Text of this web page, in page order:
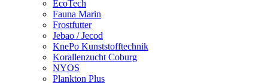
EcoTech
Fauna Marin
Frostfutter
Jebao / Jecod
KnePo Kunststofftechnik
Korallenzucht Coburg
NYOS
Plankton Plus